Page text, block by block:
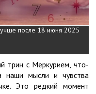
после 18 июня 2025
трин с Меркурием, что-
мысли и чувства
Это редкий момент